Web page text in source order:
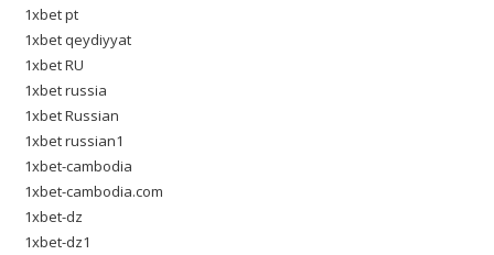
1xbet pt
1xbet qeydiyyat
1xbet RU
1xbet russia
1xbet Russian
1xbet russian1
1xbet-cambodia
1xbet-cambodia.com
1xbet-dz
1xbet-dz1